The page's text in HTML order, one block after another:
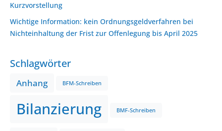
Kurzvorstellung
Wichtige Information: kein Ordnungsgeldverfahren bei
Nichteinhaltung der Frist zur Offenlegung bis April 2025
Schlagwörter
Anhang BFM-Schreiben
Bilanzierung BMF-Schreiben